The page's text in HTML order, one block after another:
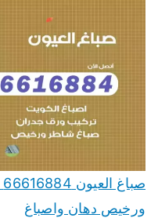
ورخيص دهان واصباغ